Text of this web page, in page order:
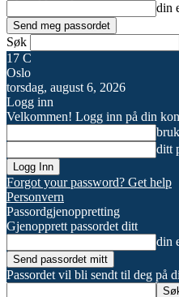
din
Søk
17 C
Oslo
torsdag, august 6, 2026
Logg inn
Velkommen! Logg inn på din
ditt
Forgot your password? Get help
Personvern
Passordgjenoppretting
Gjenopprett passordet ditt
din
Passordet vil bli sendt til deg på